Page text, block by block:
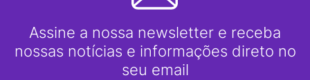
Assine a nossa newsletter e receba
nossas notícias e informações direto no
seu email